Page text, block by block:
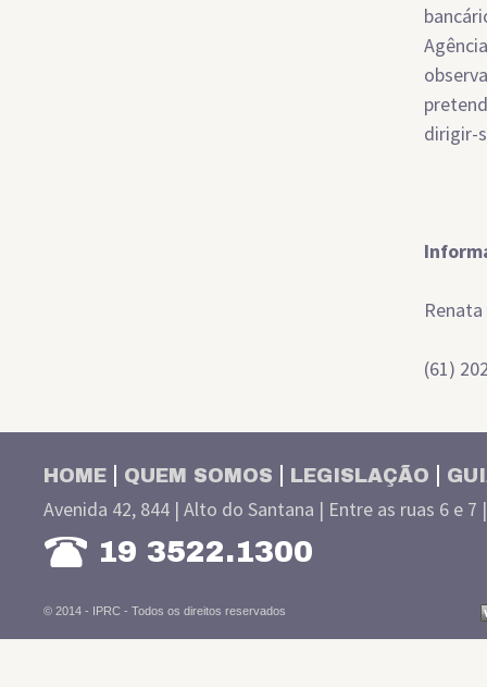
dirigir-
(61)
HOME QUEM SOMOS LEGISLAÇÃO
Avenida 42, 844 | Alto do Santana | Entre as ruas 6 e 7
19 3522.1300
© 2014 - IPRC - Todos os direitos reservados